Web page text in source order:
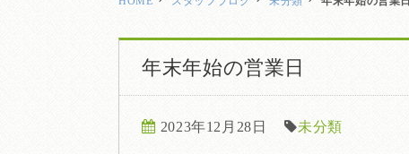
年末年始の営業日
2023年12月28日 未分類